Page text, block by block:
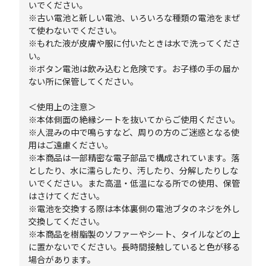
いでください。
※古い電池と新しい電池、いろいろな種類の電池をまぜ
て使わないでください。
※もれた液が皮膚や服に付いたときは水で洗ってくださ
い。
※ボタン電池は飲み込むと危険です。お子様の手の届か
ない所に保管してください。
＜使用上の注意＞
※本体側面の絶縁シートを抜いてからご使用ください。
※人混みの中で鳴らすなど、周りの方のご迷惑となる使
用はご遠慮ください。
※本商品は一部精密な電子部品で構成されています。落
としたり、水に濡らしたり、汚したり、分解したりしな
いでください。また高温・低温になる所での使用、保管
はさけてください。
※電池を交換する際は本体裏側の電池ブタのネジを外し
交換してください。
※本商品を樹脂製のソファーやシート、タイルなどの上
に置かないでください。長時間接触していると色が移る
場合があります。